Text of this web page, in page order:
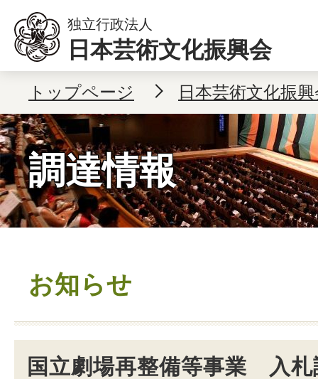
本文へ移動
独立行政法人
日本芸術文化振興会
トップページ 日本芸術文化振
調達情報
お知らせ
国立劇場再整備等事業 入